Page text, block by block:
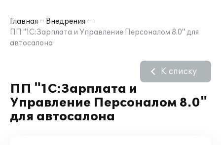
Главная
Внедрения
ПП "1С:Зарплата и Управление Персоналом 8.0" для
автосалона
ПП "1С:Зарплата и
Управление Персоналом 8.0"
для автосалона
К списку